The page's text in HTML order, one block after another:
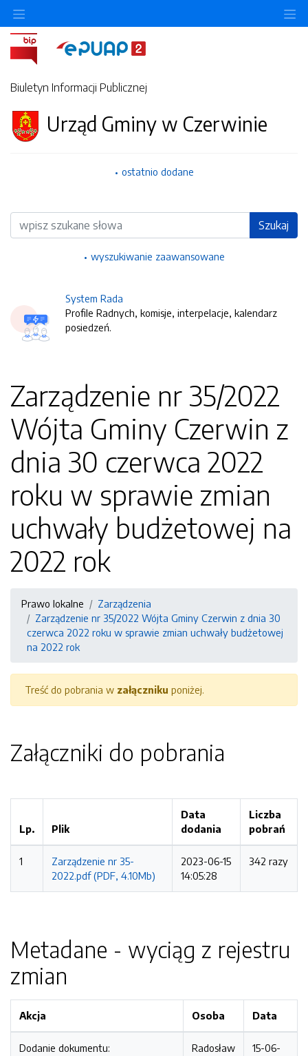
Biuletyn Informacji Publicznej
Urząd Gminy w Czerwinie
ostatnio dodane
Wyszukiwarka Szukaj
wyszukiwanie zaawansowane
System Rada
Profile Radnych, komisje, interpelacje, kalendarz
posiedzeń.
Zarządzenie nr 35/2022
Wójta Gminy Czerwin z
dnia 30 czerwca 2022
roku w sprawie zmian
uchwały budżetowej na
2022 rok
Prawo lokalne
Zarządzenia
Zarządzenie nr 35/2022 Wójta Gminy Czerwin z dnia 30
czerwca 2022 roku w sprawie zmian uchwały budżetowej
na 2022 rok
Treść do pobrania w załączniku poniżej.
Załączniki do pobrania
Lp. Plik
Data
dodania
Liczba
pobrań
1
Zarządzenie nr 35-
2022.pdf (PDF, 4.10Mb)
2023-06-15
14:05:28
342 razy
Metadane - wyciąg z rejestru
zmian
Akcja Osoba Data
Dodanie dokumentu:
Radosław
15-06-